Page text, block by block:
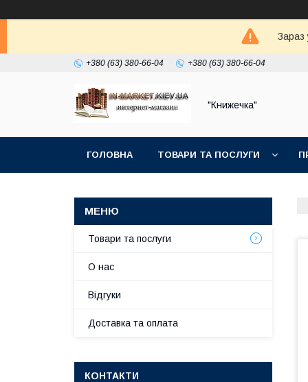
Зараз
+380 (63) 380-66-04 +380 (63) 380-66-04
"Книжечка"
ГОЛОВНА ТОВАРИ ТА ПОСЛУГИ
Товари та послуги
О нас
Відгуки
Доставка та оплата
КОНТАКТИ